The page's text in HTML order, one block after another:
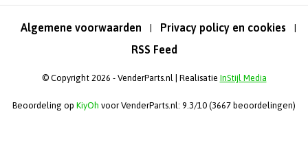
Algemene voorwaarden | Privacy policy en cookies |
RSS Feed
© Copyright 2026 - VenderParts.nl | Realisatie InStijl Media
Beoordeling op KiyOh voor VenderParts.nl: 9.3/10 (3667 beoordelingen)